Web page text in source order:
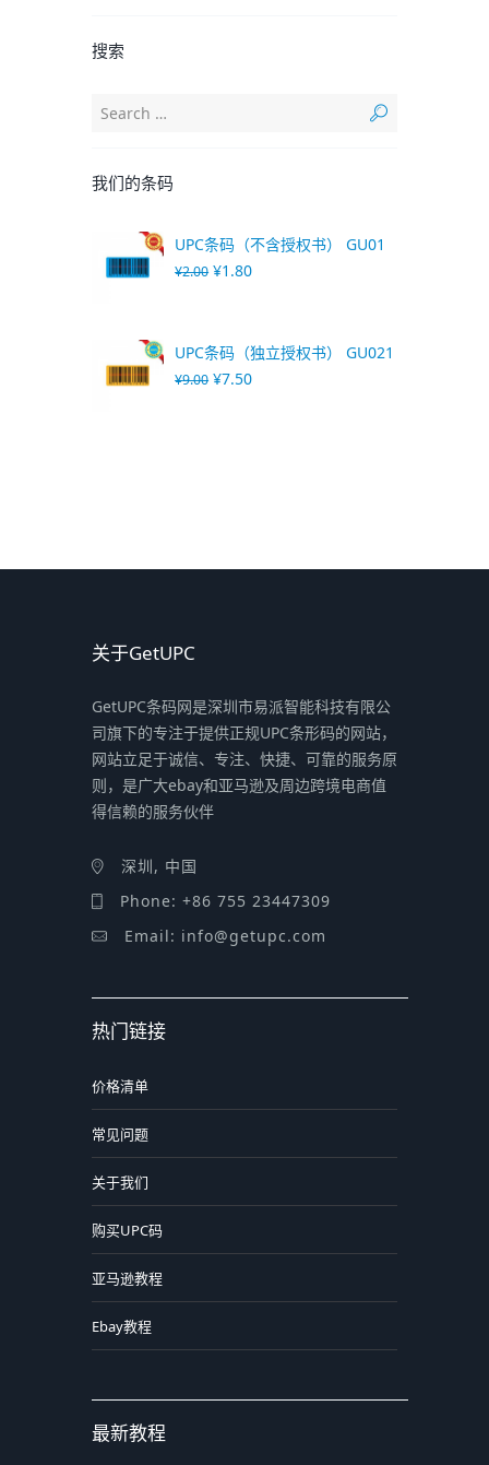
搜索
我们的条码
UPC条码（不含授权书） GU01
¥2.00 ¥1.80
UPC条码（独立授权书） GU021
¥9.00 ¥7.50
关于GetUPC
GetUPC条码网是深圳市易派智能科技有限公
司旗下的专注于提供正规UPC条形码的网站，
网站立足于诚信、专注、快捷、可靠的服务原
则，是广大ebay和亚马逊及周边跨境电商值
得信赖的服务伙伴
深圳, 中国
Phone: +86 755 23447309
Email: info@getupc.com
热门链接
价格清单
常见问题
关于我们
购买UPC码
亚马逊教程
Ebay教程
最新教程